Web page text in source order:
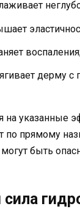
дерму с
на указанные
по прямому
быть
сила